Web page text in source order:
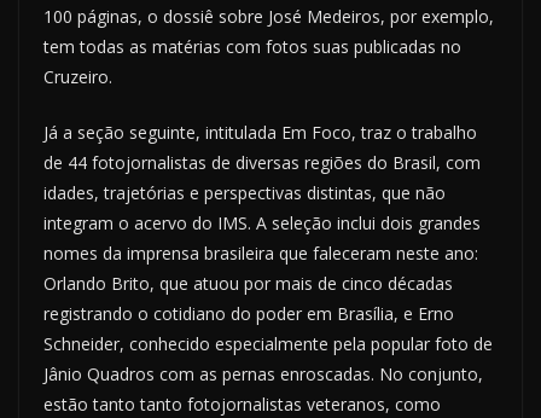
100 páginas, o dossiê sobre José Medeiros, por exemplo,
tem todas as matérias com fotos suas publicadas no
Cruzeiro.
Já a seção seguinte, intitulada Em Foco, traz o trabalho
de 44 fotojornalistas de diversas regiões do Brasil, com
idades, trajetórias e perspectivas distintas, que não
integram o acervo do IMS. A seleção inclui dois grandes
nomes da imprensa brasileira que faleceram neste ano:
Orlando Brito, que atuou por mais de cinco décadas
registrando o cotidiano do poder em Brasília, e Erno
Schneider, conhecido especialmente pela popular foto de
Jânio Quadros com as pernas enroscadas. No conjunto,
estão tanto tanto fotojornalistas veteranos, como